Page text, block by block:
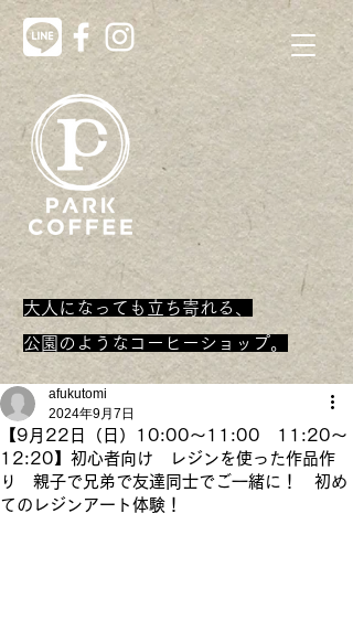
大人になっても立ち寄れる、
​公園のようなコーヒーショップ。
【9月22日（日）10:00～11:00 11:20～
12:20】初心者向け レジンを使った作品作
り 親子で兄弟で友達同士でご一緒に！ 初め
てのレジンアート体験！
afukutomi
2024年9月7日